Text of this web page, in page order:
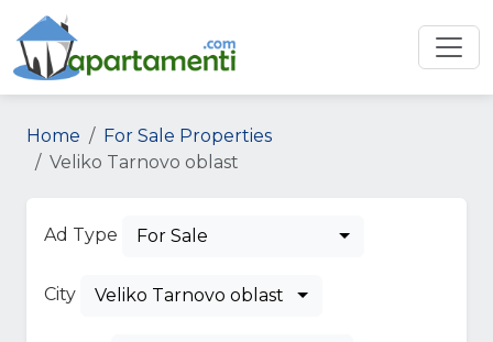
Home
For Sale Properties
Veliko Tarnovo oblast
Ad Type For Sale
City Veliko Tarnovo oblast